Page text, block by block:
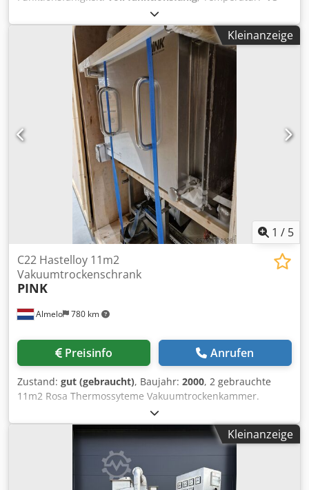
, Gesamtbreite:
Gesamthöhe:2.000 mm, Nutzvolumen des Behälters:100
, Die Anlage wurde vom Hersteller fachgerecht
zurückgebaut und außer Betrieb genommen. Die Platten
wurden zusammengefahren. TECHNISCHE DETAILS
Eiskondensatorvolumen: 100 l Eiskondensatorkapazität: 12
kg Crodpjzrfa Defx Amgjf Eiskondensatorleistung: 8 g/24 h
Eiskondensatortemperatur: −75 °C MASCHINEN-DETAILS
Abmessungen Raumbedarf Gefriertrocknungsanlage:
1.300 × 1.300 × 2.000 mm Raumbedarf Zusatzkomponente:
1.800 × 600 × 2.000 mm
Kleinanzeige
1 / 5
Almelo 780 km
C22 Hastelloy 11m2
Vakuumtrockenschrank
PINK
Preisinfo Anrufen
Zustand: gut (gebraucht), Baujahr: 2000, 2 gebrauchte
11m2 Rosa Thermossyteme Vakuumtrockenkammer.
Modell 650-650-120-5 Hastelloy C22 mit einer
Kontaktfläche von 5x 650mm x 650mm Schubladen
geeignet für 3 bar. 120 mm oberer Raum, 700 mm breit,
775 mm tief und 700 mm hoch. Interne
Kammerabmessungen qualifiziert für -1/+1 bar bei 95C,
WO#60070, fab# 20004677, von 2000. Codpeiqx N Hjfx
Kleinanzeige